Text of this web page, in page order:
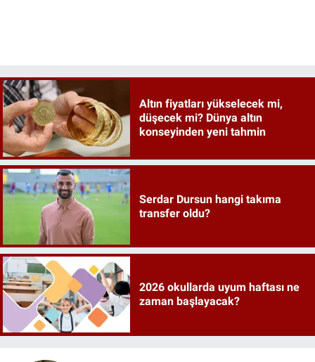
Altın fiyatları yükselecek mi,
düşecek mi? Dünya altın
konseyinden yeni tahmin
Serdar Dursun hangi takıma
transfer oldu?
2026 okullarda uyum haftası ne
zaman başlayacak?